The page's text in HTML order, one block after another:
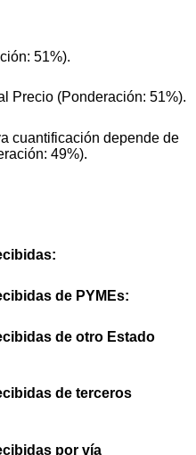
51%).
Precio (Ponderación: 51%).
cuantificación depende de
49%).
de PYMEs:
de otro Estado
de terceros
por vía